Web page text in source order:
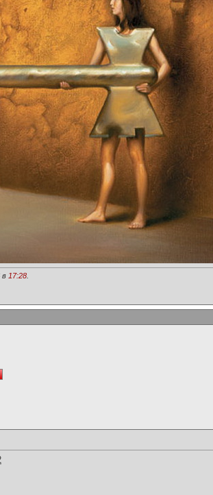
в 17:28